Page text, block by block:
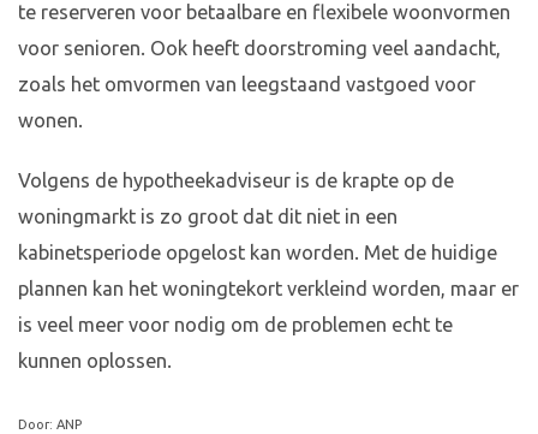
te reserveren voor betaalbare en flexibele woonvormen
voor senioren. Ook heeft doorstroming veel aandacht,
zoals het omvormen van leegstaand vastgoed voor
wonen.
Volgens de hypotheekadviseur is de krapte op de
woningmarkt is zo groot dat dit niet in een
kabinetsperiode opgelost kan worden. Met de huidige
plannen kan het woningtekort verkleind worden, maar er
is veel meer voor nodig om de problemen echt te
kunnen oplossen.
Door: ANP